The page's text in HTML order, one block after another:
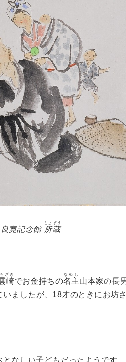
寛記念館 所蔵
しょぞう
崎
ざき
でお金持ちの名主
なぬし
山本家の長
いましたが、18才のときにお坊
なしい子どもだったようです